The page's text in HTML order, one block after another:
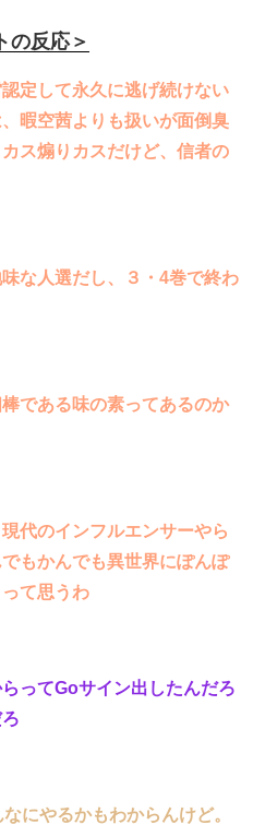
の反応＞
定して永久に逃げ続けない
暇空茜よりも扱いが面倒臭
ス煽りカスだけど、信者の
な人選だし、３・4巻で終わ
である味の素ってあるのか
代のインフルエンサーやら
もかんでも異世界にぽんぽ
て思うわ
ってGoサイン出したんだろ
にやるかもわからんけど。